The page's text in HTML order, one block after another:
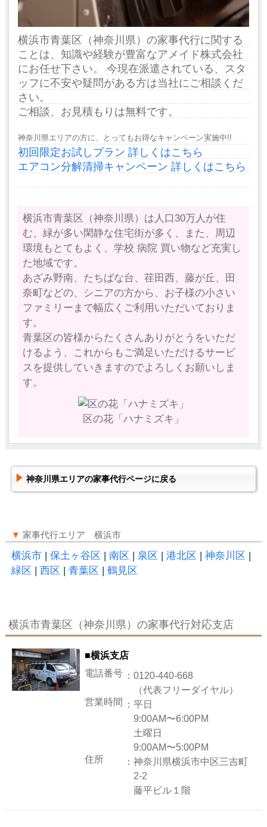
横浜市青葉区（神奈川県）の家事代行に関する
ことは、知識や経験が豊富なアメイド株式会社
にお任せ下さい。 今現在派遣されている、スタ
ッフに不安や疑問がある方は当社にご相談くだ
さい。
ご相談、お見積もりは無料です。
神奈川県エリアの方に、とってもお得なキャンペーン実施中!!
初回限定お試しプラン 詳しくはこちら
エアコン分解清掃キャンペーン 詳しくはこちら
横浜市青葉区（神奈川県）は人口30万人が住
む、緑が多い閑静な住宅街が多く、また、周辺
環境もとてもよく、学校 病院 買い物など充実し
た地域です。
あざみ野南、たちばな台、荏田西、藤が丘、田
奈町などの、シニアの方から、お子様の小さい
ファミリーまで幅広くご利用いただいておりま
す。
青葉区の皆様からたくさんありがとうをいただ
けるよう、これからもご満足いただけるサービ
スを提供していきますのでよろしくお願いしま
す。
区の花「ハナミズキ」
神奈川県エリアの家事代行ページに戻る
▼ 家事代行エリア 横浜市
横浜市| 保土ヶ谷区 | 南区 | 泉区 | 港北区 | 神奈川区 |
緑区 | 西区 | 青葉区 | 鶴見区
横浜市青葉区（神奈川県）の家事代行対応支店
■横浜支店
電話番号 ：0120-440-668
（代表フリーダイヤル）
営業時間
：平日
9:00AM〜6:00PM
土曜日
9:00AM〜5:00PM
住所
：神奈川県横浜市中区三吉町
2-2
藤平ビル１階